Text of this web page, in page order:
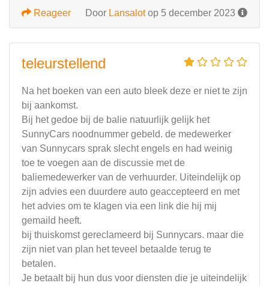
Door Lansalotop 5 december 2023
Reageer
teleurstellend
Na het boeken van een auto bleek deze er niet te zijn
bij aankomst.
Bij het gedoe bij de balie natuurlijk gelijk het
SunnyCars noodnummer gebeld. de medewerker
van Sunnycars sprak slecht engels en had weinig
toe te voegen aan de discussie met de
baliemedewerker van de verhuurder. Uiteindelijk op
zijn advies een duurdere auto geaccepteerd en met
het advies om te klagen via een link die hij mij
gemaild heeft.
bij thuiskomst gereclameerd bij Sunnycars. maar die
zijn niet van plan het teveel betaalde terug te
betalen.
Je betaalt bij hun dus voor diensten die je uiteindelijk